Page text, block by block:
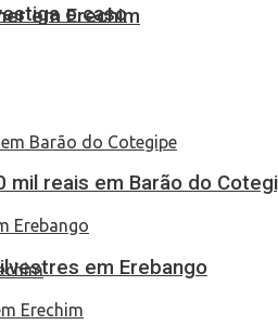
o caso
em Erechim
mil reais em Barão do
em Erebango